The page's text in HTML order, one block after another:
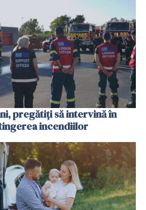
pregătiţi să intervină în
incendiilor